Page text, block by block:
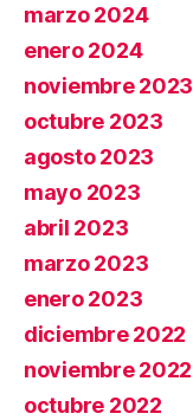
marzo 2024
enero 2024
noviembre 2023
octubre 2023
agosto 2023
mayo 2023
abril 2023
marzo 2023
enero 2023
diciembre 2022
noviembre 2022
octubre 2022